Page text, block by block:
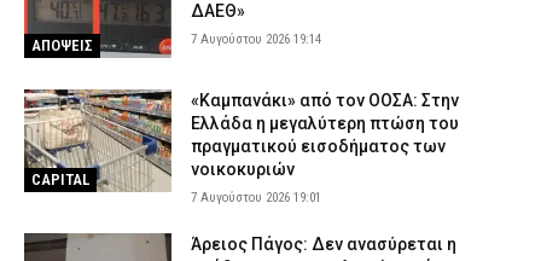
ΑΠΟΨΕΙΣ
ΔΑΕΘ»
7 Αυγούστου 2026 19:14
CAPITAL
«Καμπανάκι» από τον ΟΟΣΑ: Στην
Ελλάδα η μεγαλύτερη πτώση του
πραγματικού εισοδήματος των
νοικοκυριών
7 Αυγούστου 2026 19:01
Άρειος Πάγος: Δεν ανασύρεται η